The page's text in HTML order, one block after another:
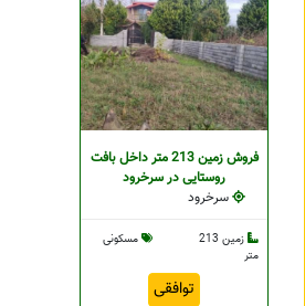
فروش زمین 213 متر داخل بافت
روستایی در سرخرود
سرخرود
زمین 213
متر
مسکونی
توافقی